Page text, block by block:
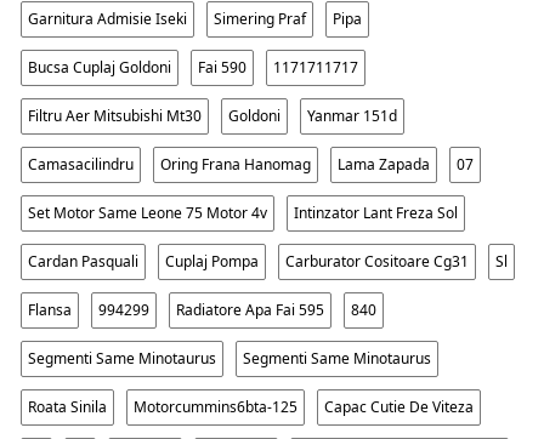
Garnitura Admisie Iseki Simering Praf Pipa
Bucsa Cuplaj Goldoni Fai 590 1171711717
Filtru Aer Mitsubishi Mt30 Goldoni Yanmar 151d
Camasacilindru Oring Frana Hanomag Lama Zapada 07
Set Motor Same Leone 75 Motor 4v Intinzator Lant Freza Sol
Cardan Pasquali Cuplaj Pompa Carburator Cositoare Cg31 Sl
Flansa 994299 Radiatore Apa Fai 595 840
Segmenti Same Minotaurus Segmenti Same Minotaurus
Roata Sinila Motorcummins6bta-125 Capac Cutie De Viteza